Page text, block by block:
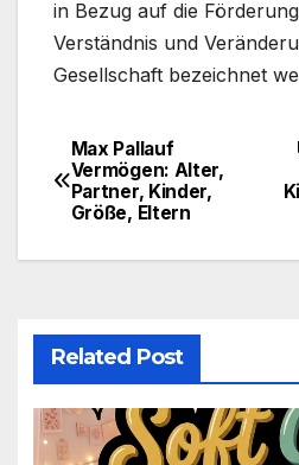
in Bezug auf die
Verständnis und
Gesellschaft bezeichnet
Post
navigation
Max Pallauf
Vermögen: Alter,
Partner, Kinder,
Größe, Eltern
Related Post